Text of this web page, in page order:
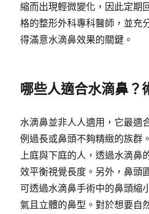
縮而出現輕微變化，因此定期
格的整形外科專科醫師，並充
得滿意水滴鼻效果的關鍵。
哪些人適合水滴鼻？
水滴鼻並非人人適用，它最適
例過長或鼻頭不夠精緻的族群
上庭與下庭的人，透過水滴鼻
效平衡視覺長度。另外，鼻頭
可透過水滴鼻手術中的鼻頭縮
氣且立體的鼻型。對於想要自